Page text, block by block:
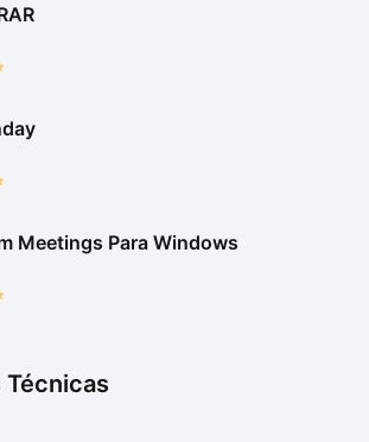
Meetings Para Windows